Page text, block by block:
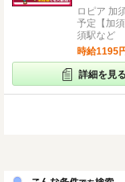
ロピア 加
予定【加
須駅など
時給1195
詳細を見る